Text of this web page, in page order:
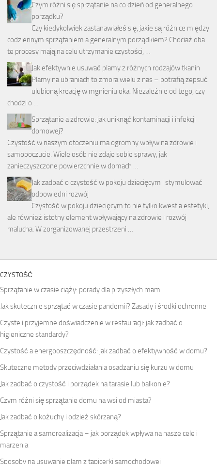
Czym różni się sprzątanie na co dzień od generalnego
porządku?
Czy kiedykolwiek zastanawiałeś się, jakie są różnice między
codziennym sprzątaniem a generalnym porządkiem? Chociaż oba
te procesy mają na celu utrzymanie czystości, …
Jak efektywnie usuwać plamy z różnych rodzajów tkanin
Plamy na ubraniach to zmora wielu z nas – potrafią zepsuć
ulubioną kreację w mgnieniu oka. Niezależnie od tego, czy
chodzi o …
Sprzątanie a zdrowie: jak uniknąć kontaminacji i infekcji
domowej?
Czystość w naszym otoczeniu ma ogromny wpływ na zdrowie i
samopoczucie. Wiele osób nie zdaje sobie sprawy, jak
zanieczyszczone powierzchnie w domach …
Jak zadbać o czystość w pokoju dziecięcym i stymulować
odpowiedni rozwój
Czystość w pokoju dziecięcym to nie tylko kwestia estetyki,
ale również istotny element wpływający na zdrowie i rozwój
malucha. W zorganizowanej przestrzeni …
CZYSTOŚĆ
Sprzątanie w czasie ciąży: porady dla przyszłych mam
Jak skutecznie sprzątać w czasie pandemii? Zasady i środki ochronne
Czyste i przyjemne doświadczenie w restauracji: jak zadbać o
higieniczne standardy?
Czystość a energooszczędność: jak zadbać o efektywność w domu?
Skuteczne metody przeciwdziałania osadzaniu się kurzu w domu
Jak zadbać o czystość i porządek na tarasie lub balkonie?
Czym różni się sprzątanie domu na wsi od miasta?
Jak zadbać o kożuchy i odzież skórzaną?
Sprzątanie a samorealizacja – jak porządek wpływa na nasze cele i
marzenia
Sposoby na usuwanie plam z tapicerki samochodowej